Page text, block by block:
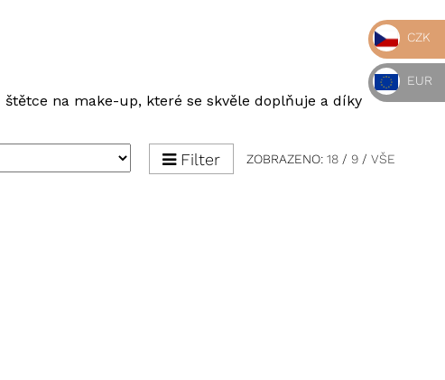
štětce na make-up, které se skvěle doplňuje a díky
ZOBRAZENO: 18 / 9 / VŠE
Filter
CZK
EUR